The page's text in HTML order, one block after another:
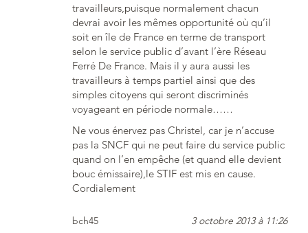
travailleurs,puisque normalement chacun
devrai avoir les mêmes opportunité où qu’il
soit en île de France en terme de transport
selon le service public d’avant l’ère Réseau
Ferré De France. Mais il y aura aussi les
travailleurs à temps partiel ainsi que des
simples citoyens qui seront discriminés
voyageant en période normale……
Ne vous énervez pas Christel, car je n’accuse
pas la SNCF qui ne peut faire du service public
quand on l’en empêche (et quand elle devient
bouc émissaire),le STIF est mis en cause.
Cordialement
bch45 3 octobre 2013 à 11:26